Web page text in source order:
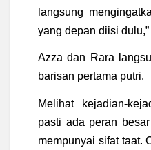
langsung
yang depan diisi
Azza dan Rara
barisan pertama putri.
Melihat kejadian-
pasti ada peran
mempunyai sifat taat.